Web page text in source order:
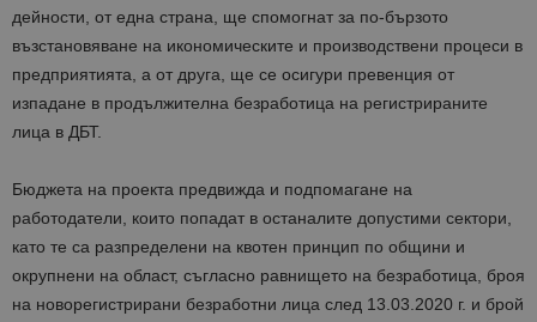
дейности, от една страна, ще спомогнат за по-бързото
възстановяване на икономическите и производствени процеси в
предприятията, а от друга, ще се осигури превенция от
изпадане в продължителна безработица на регистрираните
лица в ДБТ.
Бюджета на проекта предвижда и подпомагане на
работодатели, които попадат в останалите допустими сектори,
като те са разпределени на квотен принцип по общини и
окрупнени на област, съгласно равнището на безработица, броя
на новорегистрирани безработни лица след 13.03.2020 г. и брой